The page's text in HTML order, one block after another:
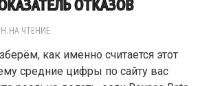
НА ЧТЕНИЕ
как именно считается этот
средние цифры по сайту вас